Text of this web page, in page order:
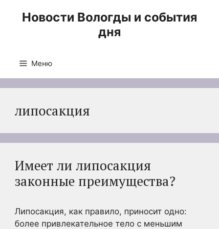
Новости Вологды и события
дня
Меню
липосакция
Имеет ли липосакция
законные преимущества?
Липосакция, как правило, приносит одно:
более привлекательное тело с меньшим